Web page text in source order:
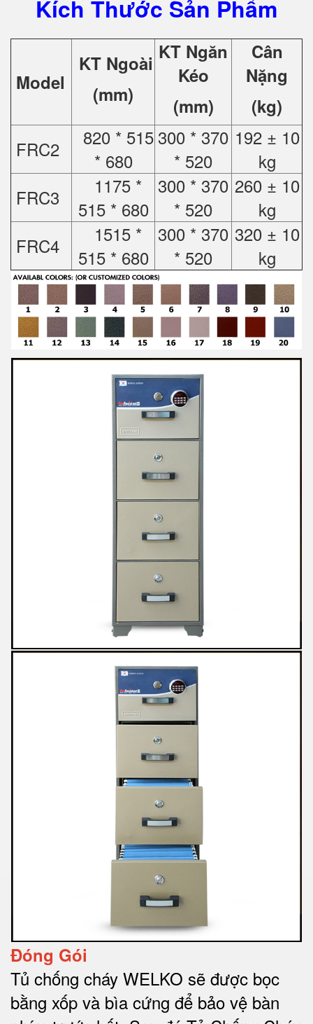
Kích Thước Sản Phẩm
Model
KT Ngoài
(mm)
KT Ngăn
Kéo
(mm)
Cân
Nặng
(kg)
FRC2
820 * 515
* 680
300 * 370
* 520
192 ± 10
kg
FRC3
1175 *
515 * 680
300 * 370
* 520
260 ± 10
kg
FRC4
1515 *
515 * 680
300 * 370
* 520
320 ± 10
kg
Đóng Gói
Tủ chống cháy WELKO sẽ được bọc
bằng xốp và bìa cứng để bảo vệ bàn